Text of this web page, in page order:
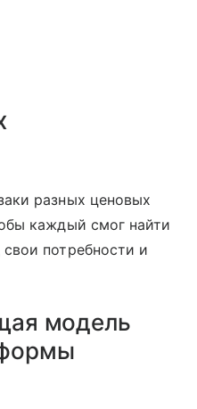
разных ценовых
каждый смог найти
потребности и
модель